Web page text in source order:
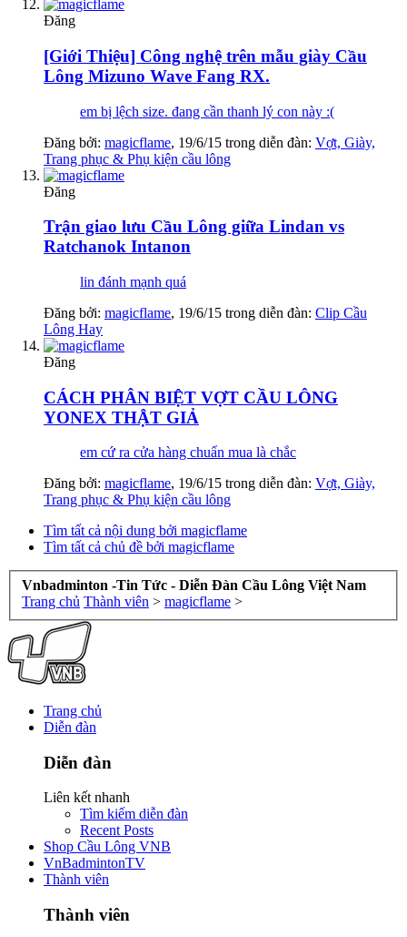
Đăng
[Giới Thiệu] Công nghệ trên mẫu giày Cầu
Lông Mizuno Wave Fang RX.
em bị lệch size. đang cần thanh lý con này :(
Đăng bởi: magicflame, 19/6/15 trong diễn đàn: Vợt, Giày,
Trang phục & Phụ kiện cầu lông
Đăng
Trận giao lưu Cầu Lông giữa Lindan vs
Ratchanok Intanon
lin đánh mạnh quá
Đăng bởi: magicflame, 19/6/15 trong diễn đàn: Clip Cầu
Lông Hay
Đăng
CÁCH PHÂN BIỆT VỢT CẦU LÔNG
YONEX THẬT GIẢ
em cứ ra cửa hàng chuẩn mua là chắc
Đăng bởi: magicflame, 19/6/15 trong diễn đàn: Vợt, Giày,
Trang phục & Phụ kiện cầu lông
Tìm tất cả nội dung bởi magicflame
Tìm tất cả chủ đề bởi magicflame
Vnbadminton -Tin Tức - Diễn Đàn Cầu Lông Việt Nam
Trang chủ Thành viên > magicflame >
Trang chủ
Diễn đàn
Diễn đàn
Liên kết nhanh
Tìm kiếm diễn đàn
Recent Posts
Shop Cầu Lông VNB
VnBadmintonTV
Thành viên
Thành viên